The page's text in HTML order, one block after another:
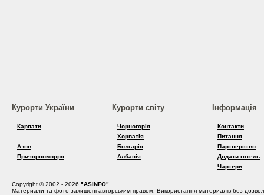
Курорти України
Карпати
Азов
Причорноморря
Курорти світу
Чорногорія
Хорватія
Болгарія
Албанія
Інформація
Контакти
Питання
Партнерство
Додати готель
Чартери
Copyright © 2002 - 2026 "ASINFO"
Материали та фото захищені авторським правом. Використання материалів без